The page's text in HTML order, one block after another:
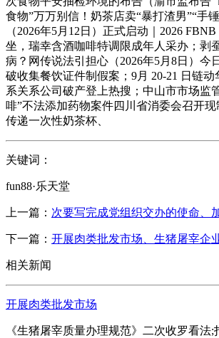
食物”万万别信！奶茶店卖“暴打渣男”“手
（2026年5月12日）正式启动｜2026
坐，瑞幸含酒咖啡特调限成年人采办；剥
病？网传说法引担心（2026年5月8日）今
破收集餐饮证件制假案；9月 20-21 日链
系关系公司破产登上热搜；中山市市场监
啡”不法添加药物案件四川省消委会召开
传递一次性奶茶杯、
关键词：
fun88·乐天堂
上一篇： 次要写完成党组织交办的使命、
下一篇： 开展肉类批发市场、生猪屠宰企
相关新闻
开展肉类批发市场
《生猪屠宰质量办理规范》二次收罗看法